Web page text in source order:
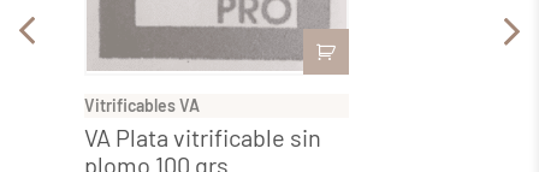
Vitrificables VA
VA Plata vitrificable sin
plomo 100 grs